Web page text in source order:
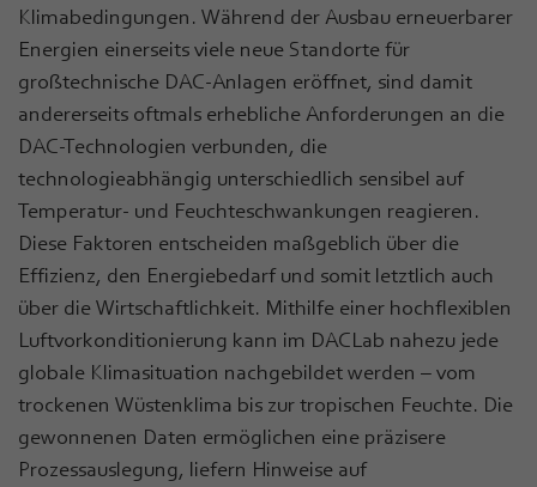
Klimabedingungen. Während der Ausbau erneuerbarer
Energien einerseits viele neue Standorte für
großtechnische DAC-Anlagen eröffnet, sind damit
andererseits oftmals erhebliche Anforderungen an die
DAC-Technologien verbunden, die
technologieabhängig unterschiedlich sensibel auf
Temperatur- und Feuchteschwankungen reagieren.
Diese Faktoren entscheiden maßgeblich über die
Effizienz, den Energiebedarf und somit letztlich auch
über die Wirtschaftlichkeit. Mithilfe einer hochflexiblen
Luftvorkonditionierung kann im DACLab nahezu jede
globale Klimasituation nachgebildet werden – vom
trockenen Wüstenklima bis zur tropischen Feuchte. Die
gewonnenen Daten ermöglichen eine präzisere
Prozessauslegung, liefern Hinweise auf